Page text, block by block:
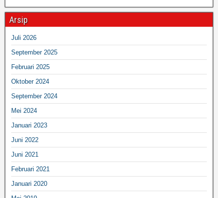
Arsip
Juli 2026
September 2025
Februari 2025
Oktober 2024
September 2024
Mei 2024
Januari 2023
Juni 2022
Juni 2021
Februari 2021
Januari 2020